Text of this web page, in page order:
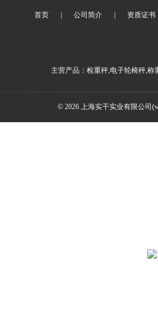
首页 公司简介 资质证书
主营产品：检重秤,电子轮椅秤,
© 2026 上海实干实业有限公司